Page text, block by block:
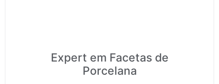
Expert em Facetas de
Porcelana